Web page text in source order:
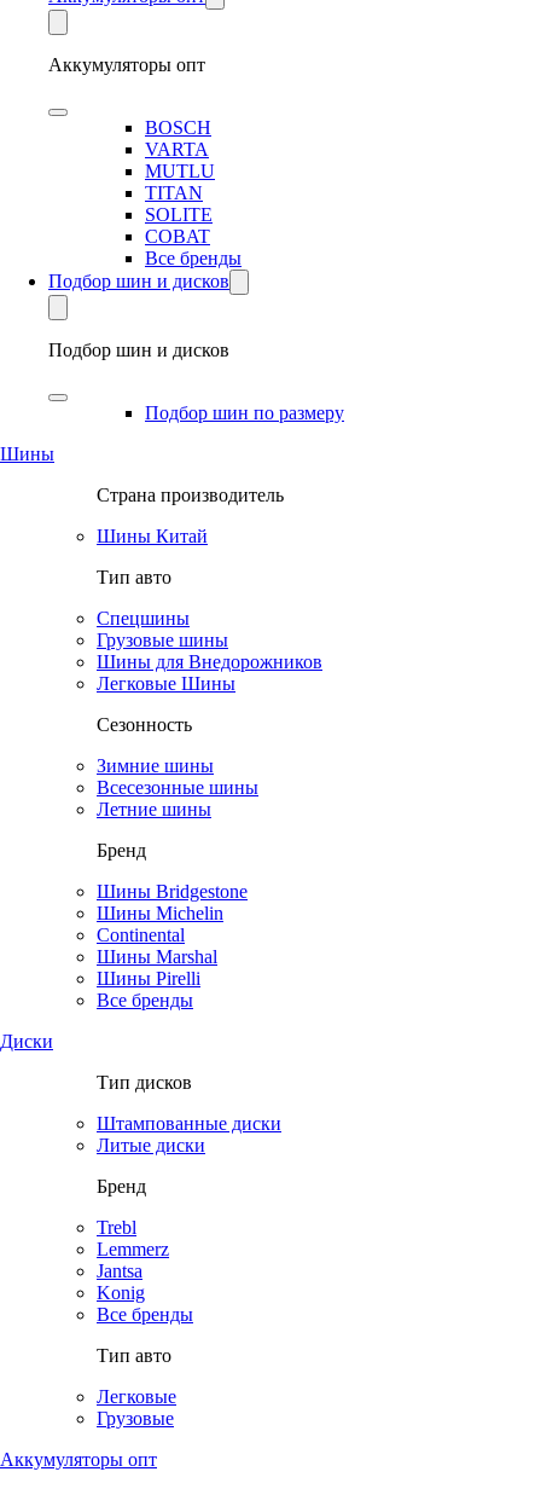
Аккумуляторы опт
BOSCH
VARTA
MUTLU
TITAN
SOLITE
COBAT
Все бренды
Подбор шин и дисков
Подбор шин и дисков
Подбор шин по размеру
Шины
Страна производитель
Шины Китай
Тип авто
Спецшины
Грузовые шины
Шины для Внедорожников
Легковые Шины
Сезонность
Зимние шины
Всесезонные шины
Летние шины
Бренд
Шины Bridgestone
Шины Michelin
Continental
Шины Marshal
Шины Pirelli
Все бренды
Диски
Тип дисков
Штампованные диски
Литые диски
Бренд
Trebl
Lemmerz
Jantsa
Konig
Все бренды
Тип авто
Легковые
Грузовые
Аккумуляторы опт